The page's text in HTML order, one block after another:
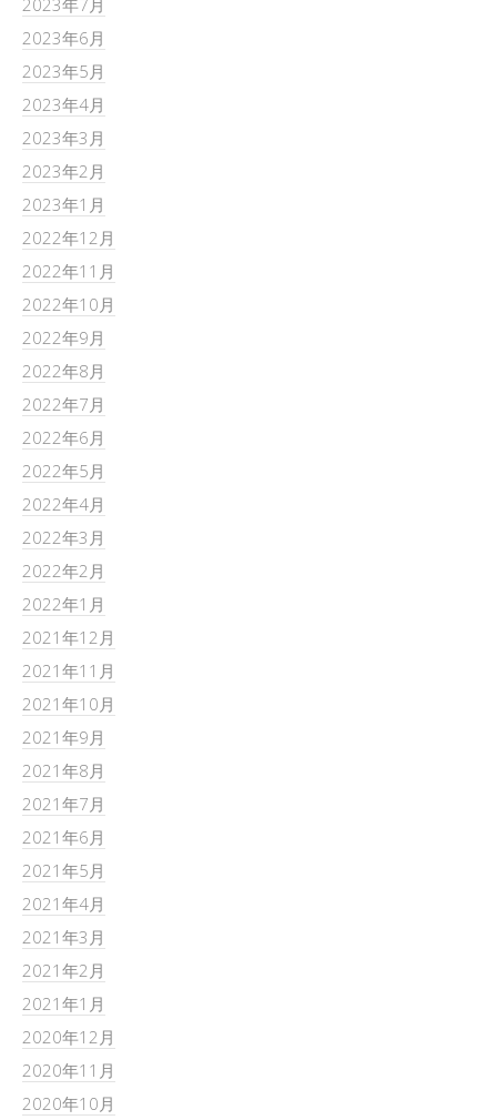
2023年7月
2023年6月
2023年5月
2023年4月
2023年3月
2023年2月
2023年1月
2022年12月
2022年11月
2022年10月
2022年9月
2022年8月
2022年7月
2022年6月
2022年5月
2022年4月
2022年3月
2022年2月
2022年1月
2021年12月
2021年11月
2021年10月
2021年9月
2021年8月
2021年7月
2021年6月
2021年5月
2021年4月
2021年3月
2021年2月
2021年1月
2020年12月
2020年11月
2020年10月